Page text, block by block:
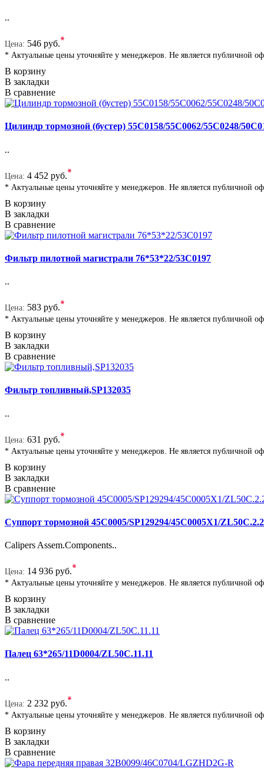
..
Цена: 546 руб.*
* Актуальные цены уточняйте у менеджеров. Не является публичной
В корзину
В закладки
В сравнение
Цилиндр тормозной (бустер) 55C0158/55C0062/55C0248/
..
Цена: 4 452 руб.*
* Актуальные цены уточняйте у менеджеров. Не является публичной
В корзину
В закладки
В сравнение
Фильтр пилотной магистрали 76*53*22/53C0197
..
Цена: 583 руб.*
* Актуальные цены уточняйте у менеджеров. Не является публичной
В корзину
В закладки
В сравнение
Фильтр топливный,SP132035
..
Цена: 631 руб.*
* Актуальные цены уточняйте у менеджеров. Не является публичной
В корзину
В закладки
В сравнение
Суппорт тормозной 45C0005/SP129294/45C0005X1/
Calipers Assem.Components..
Цена: 14 936 руб.*
* Актуальные цены уточняйте у менеджеров. Не является публичной
В корзину
В закладки
В сравнение
Палец 63*265/11D0004/ZL50C.11.11
..
Цена: 2 232 руб.*
* Актуальные цены уточняйте у менеджеров. Не является публичной
В корзину
В закладки
В сравнение